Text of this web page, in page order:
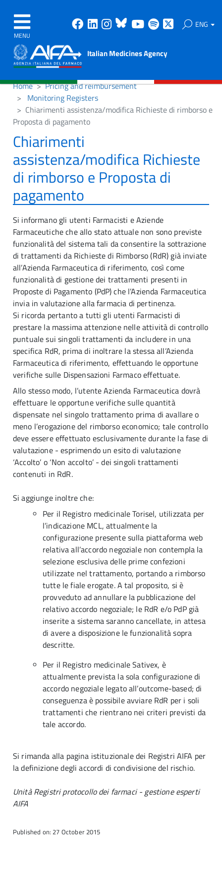
MENU
Facebook
Linkedin
Instagram
Bluesky
Youtube
Spotify ENG
Italian Medicines Agency
Home
Pricing and reimbursement
Monitoring Registers
Chiarimenti assistenza/modifica Richieste di rimborso e
Proposta di pagamento
Chiarimenti
assistenza/modifica Richieste
di rimborso e Proposta di
pagamento
Si informano gli utenti Farmacisti e Aziende
Farmaceutiche che allo stato attuale non sono previste
funzionalità del sistema tali da consentire la sottrazione
di trattamenti da Richieste di Rimborso (RdR) già inviate
all’Azienda Farmaceutica di riferimento, così come
funzionalità di gestione dei trattamenti presenti in
Proposte di Pagamento (PdP) che l’Azienda Farmaceutica
invia in valutazione alla farmacia di pertinenza.
Si ricorda pertanto a tutti gli utenti Farmacisti di
prestare la massima attenzione nelle attività di controllo
puntuale sui singoli trattamenti da includere in una
specifica RdR, prima di inoltrare la stessa all’Azienda
Farmaceutica di riferimento, effettuando le opportune
verifiche sulle Dispensazioni Farmaco effettuate.
Allo stesso modo, l’utente Azienda Farmaceutica dovrà
effettuare le opportune verifiche sulle quantità
dispensate nel singolo trattamento prima di avallare o
meno l’erogazione del rimborso economico; tale controllo
deve essere effettuato esclusivamente durante la fase di
valutazione - esprimendo un esito di valutazione
‘Accolto’ o ‘Non accolto’ - dei singoli trattamenti
contenuti in RdR.
Si aggiunge inoltre che:
Per il Registro medicinale Torisel, utilizzata per
l’indicazione MCL, attualmente la
configurazione presente sulla piattaforma web
relativa all’accordo negoziale non contempla la
selezione esclusiva delle prime confezioni
utilizzate nel trattamento, portando a rimborso
tutte le fiale erogate. A tal proposito, si è
provveduto ad annullare la pubblicazione del
relativo accordo negoziale; le RdR e/o PdP già
inserite a sistema saranno cancellate, in attesa
di avere a disposizione le funzionalità sopra
descritte.
Per il Registro medicinale Sativex, è
attualmente prevista la sola configurazione di
accordo negoziale legato all’outcome-based; di
conseguenza è possibile avviare RdR per i soli
trattamenti che rientrano nei criteri previsti da
tale accordo.
Si rimanda alla pagina istituzionale dei Registri AIFA per
la definizione degli accordi di condivisione del rischio.
Unità Registri protocollo dei farmaci - gestione esperti
AIFA
Published on: 27 October 2015